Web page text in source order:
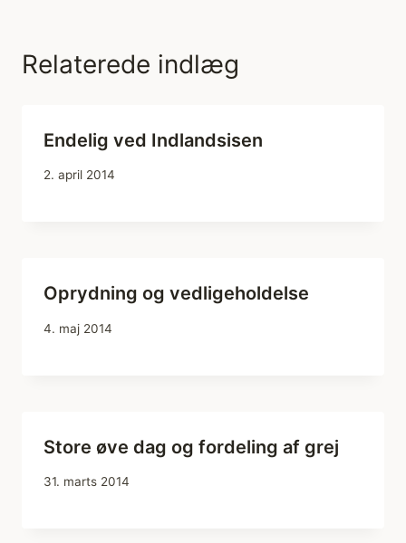
Relaterede indlæg
Endelig ved Indlandsisen
2. april 2014
Oprydning og vedligeholdelse
4. maj 2014
Store øve dag og fordeling af grej
31. marts 2014